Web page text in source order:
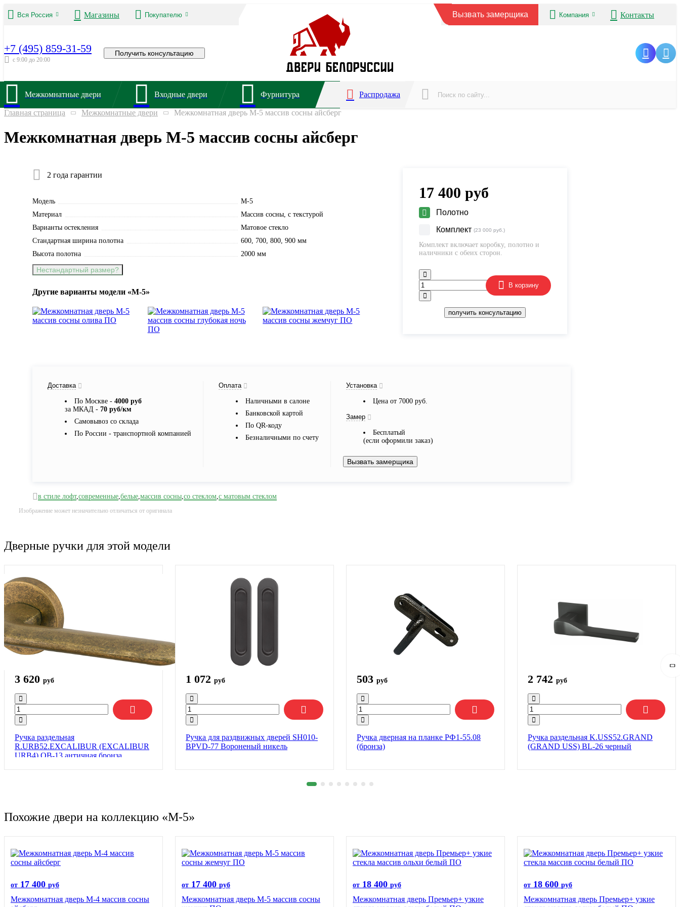
Вся Россия Магазины Покупателю Вызвать замерщика Компания Контакты
+7 (495) 859-31-59
с 9:00 до 20:00
Получить консультацию
Межкомнатные двери Входные двери Фурнитура Распродажа
Главная страница Межкомнатные двери Межкомнатная дверь М-5 массив сосны айсберг
Межкомнатная дверь М-5 массив сосны айсберг
2 года гарантии
Модель
М-5
Материал
Массив сосны, с текстурой
Варианты остекления
Матовое стекло
Стандартная ширина полотна
600, 700, 800, 900 мм
Высота полотна
2000 мм
Нестандартный размер?
Другие варианты модели «М-5»
17 400 руб
Полотно
Комплект (23 000 руб.)
Комплект включает коробку, полотно и
наличники с обеих сторон.
В корзину
получить консультацию
Доставка
По Москве - 4000 руб
за МКАД - 70 руб/км
Самовывоз со склада
По России - транспортной компанией
Оплата
Наличными в салоне
Банковской картой
По QR-коду
Безналичными по счету
Установка
Цена от 7000 руб.
Замер
Бесплатый
(если оформили заказ)
Вызвать замерщика
в стиле лофт,современные,белые,массив сосны,со стеклом,с матовым стеклом
Изображение может незначительно отличаться от оригинала
Дверные ручки для этой модели
3 620 руб
Ручка раздельная
R.URB52.EXCALIBUR (EXCALIBUR
URB4) OB-13 античная бронза
1 072 руб
Ручка для раздвижных дверей SH010-
BPVD-77 Вороненый никель
503 руб
Ручка дверная на планке РФ1-55.08
(бронза)
2 742 руб
Ручка раздельная K.USS52.GRAND
(GRAND USS) BL-26 черный
Похожие двери на коллекцию «М-5»
от 17 400 руб
Межкомнатная дверь М-4 массив сосны
от 17 400 руб
Межкомнатная дверь М-5 массив сосны
от 18 400 руб
Межкомнатная дверь Премьер+ узкие
от 18 600 руб
Межкомнатная дверь Премьер+ узкие